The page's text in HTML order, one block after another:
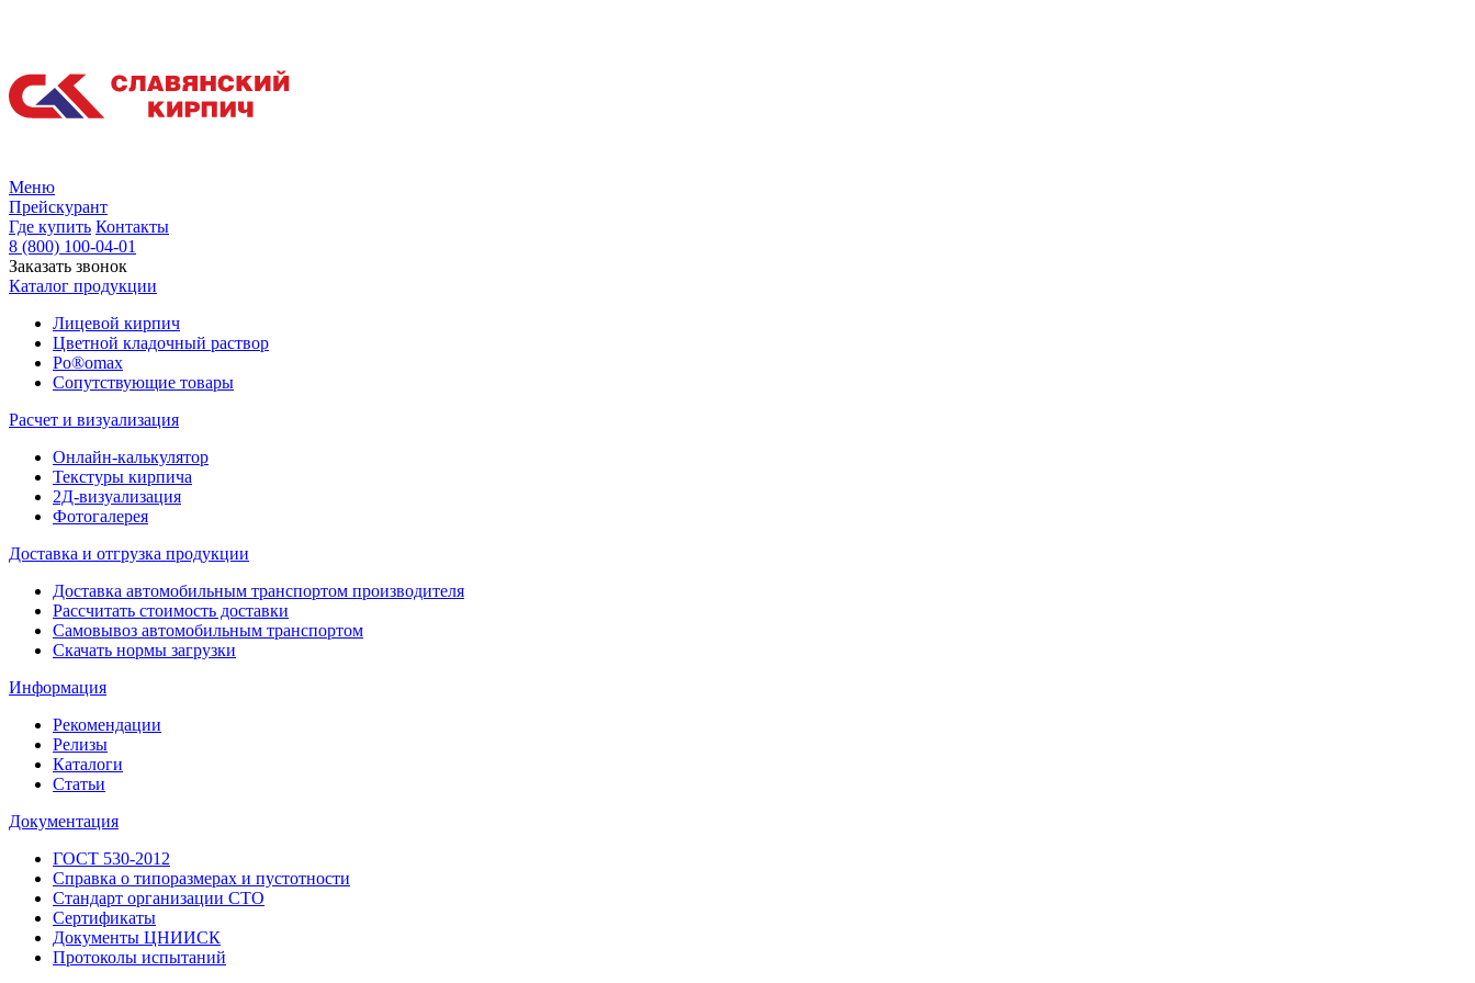
Меню
Прейскурант
Где купить Контакты
8 (800) 100-04-01
Заказать звонок
Каталог продукции
Лицевой кирпич
Цветной кладочный раствор
Po®omax
Сопутствующие товары
Расчет и визуализация
Онлайн-калькулятор
Текстуры кирпича
2Д-визуализация
Фотогалерея
Доставка и отгрузка продукции
Доставка автомобильным транспортом производителя
Рассчитать стоимость доставки
Самовывоз автомобильным транспортом
Скачать нормы загрузки
Информация
Рекомендации
Релизы
Каталоги
Статьи
Документация
ГОСТ 530-2012
Справка о типоразмерах и пустотности
Стандарт организации СТО
Сертификаты
Документы ЦНИИСК
Протоколы испытаний